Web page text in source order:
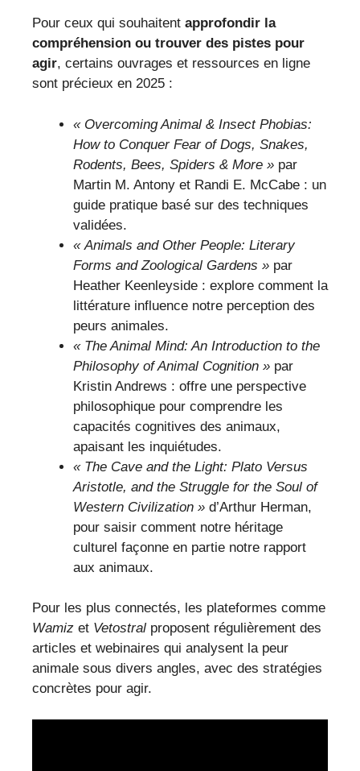
Pour ceux qui souhaitent approfondir la
compréhension ou trouver des pistes pour
agir, certains ouvrages et ressources en ligne
sont précieux en 2025 :
« Overcoming Animal & Insect Phobias:
How to Conquer Fear of Dogs, Snakes,
Rodents, Bees, Spiders & More » par
Martin M. Antony et Randi E. McCabe : un
guide pratique basé sur des techniques
validées.
« Animals and Other People: Literary
Forms and Zoological Gardens » par
Heather Keenleyside : explore comment la
littérature influence notre perception des
peurs animales.
« The Animal Mind: An Introduction to the
Philosophy of Animal Cognition » par
Kristin Andrews : offre une perspective
philosophique pour comprendre les
capacités cognitives des animaux,
apaisant les inquiétudes.
« The Cave and the Light: Plato Versus
Aristotle, and the Struggle for the Soul of
Western Civilization » d’Arthur Herman,
pour saisir comment notre héritage
culturel façonne en partie notre rapport
aux animaux.
Pour les plus connectés, les plateformes comme
Wamiz et Vetostral proposent régulièrement des
articles et webinaires qui analysent la peur
animale sous divers angles, avec des stratégies
concrètes pour agir.